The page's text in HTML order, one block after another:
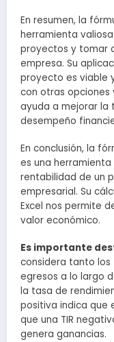
En resumen, la
herramienta
proyectos y tomar
empresa. Su
proyecto es viable
con otras opciones
ayuda a mejorar la
desempeño
En conclusión, la
es una
rentabilidad de un
empresarial. Su
Excel nos permite
valor económico.
Es importante
considera tanto los
egresos a lo largo
la tasa de
positiva indica que
que una TIR
genera ganancias.